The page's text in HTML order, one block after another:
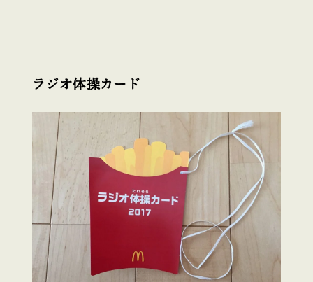
ラジオ体操カード